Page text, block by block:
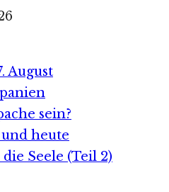
August
sein?
und heute
Seele (Teil 2)